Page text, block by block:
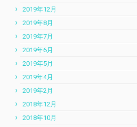
2019年12月
2019年8月
2019年7月
2019年6月
2019年5月
2019年4月
2019年2月
2018年12月
2018年10月